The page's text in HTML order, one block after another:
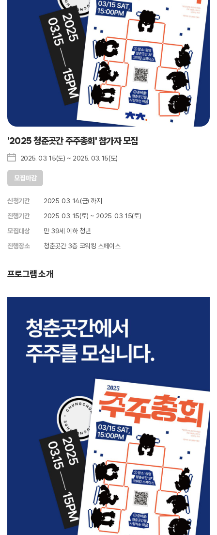
'2025 청춘곳간 주주총회' 참가자 모집
2025. 03. 15(토) ~ 2025. 03. 15(토)
모집마감
신청기간
2025. 03. 14(금) 까지
진행기간
2025. 03. 15(토) ~ 2025. 03. 15(토)
모집대상
만 39세 이하 청년
진행장소
청춘곳간 3층 코워킹 스페이스
프로그램 소개